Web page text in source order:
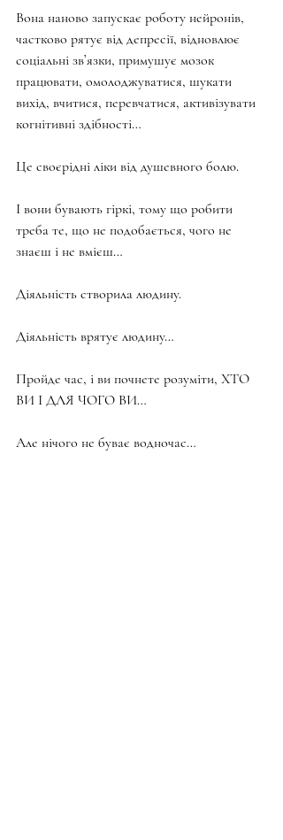
Вона наново запускає роботу нейронів,
частково рятує від депресії, відновлює
соціальні зв’язки, примушує мозок
працювати, омолоджуватися, шукати
вихід, вчитися, перевчатися, активізувати
когнітивні здібності…
Це своєрідні ліки від душевного болю.
І вони бувають гіркі, тому що робити
треба те, що не подобається, чого не
знаєш і не вмієш…
Діяльність створила людину.
Діяльність врятує людину…
Пройде час, і ви почнете розуміти, ХТО
ВИ І ДЛЯ ЧОГО ВИ…
Але нічого не буває водночас…